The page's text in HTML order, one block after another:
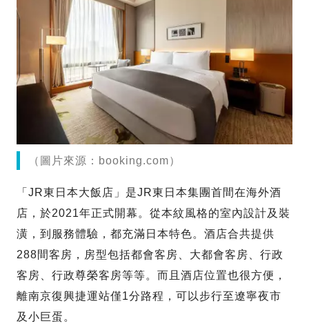
（圖片來源：booking.com）
「JR東日本大飯店」是JR東日本集團首間在海外酒
店，於2021年正式開幕。從本紋風格的室內設計及裝
潢，到服務體驗，都充滿日本特色。酒店合共提供
288間客房，房型包括都會客房、大都會客房、行政
客房、行政尊榮客房等等。而且酒店位置也很方便，
離南京復興捷運站僅1分路程，可以步行至遼寧夜市
及小巨蛋。